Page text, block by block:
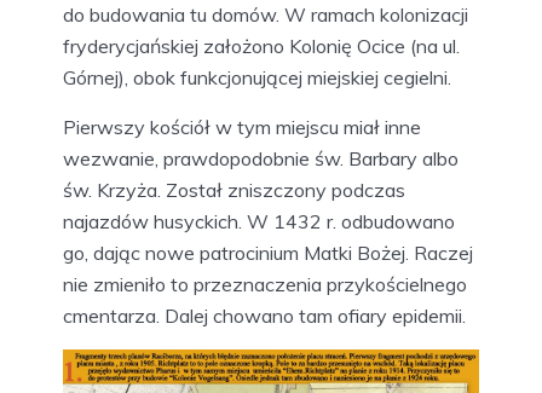
do budowania tu domów. W ramach kolonizacji
fryderycjańskiej założono Kolonię Ocice (na ul.
Górnej), obok funkcjonującej miejskiej cegielni.
Pierwszy kościół w tym miejscu miał inne
wezwanie, prawdopodobnie św. Barbary albo
św. Krzyża. Został zniszczony podczas
najazdów husyckich. W 1432 r. odbudowano
go, dając nowe patrocinium Matki Bożej. Raczej
nie zmieniło to przeznaczenia przykościelnego
cmentarza. Dalej chowano tam ofiary epidemii.